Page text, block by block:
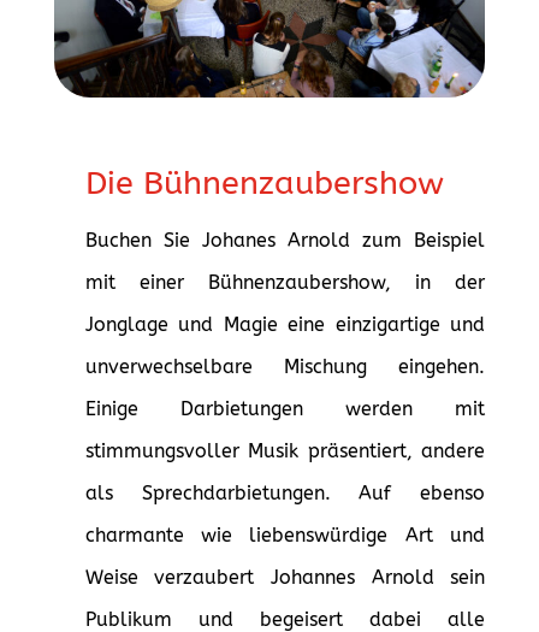
Die Bühnenzaubershow
Buchen Sie Johanes Arnold zum Beispiel
mit einer Bühnenzaubershow, in der
Jonglage und Magie eine einzigartige und
unverwechselbare Mischung eingehen.
Einige Darbietungen werden mit
stimmungsvoller Musik präsentiert, andere
als Sprechdarbietungen. Auf ebenso
charmante wie liebenswürdige Art und
Weise verzaubert Johannes Arnold sein
Publikum und begeisert dabei alle